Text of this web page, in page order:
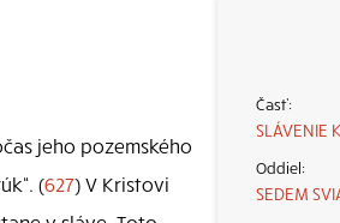
SLÁVENIE
SEDEM
jeho pozemského
(627) V Kristovi